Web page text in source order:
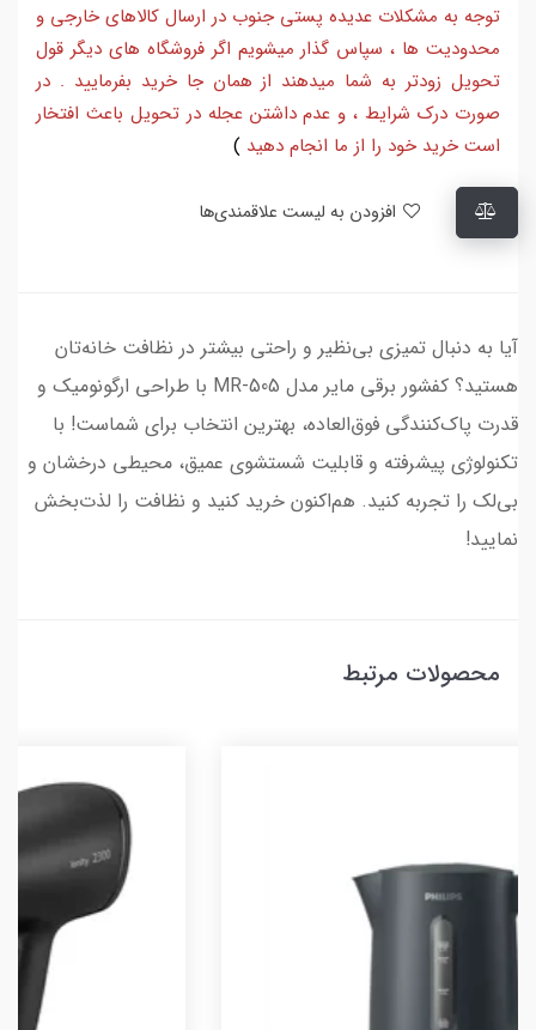
توجه به مشکلات عدیده پستی جنوب در ارسال کالاهای خارجی و
محدودیت ها ، سپاس گذار میشویم اگر فروشگاه های دیگر قول
تحویل زودتر به شما میدهند از همان جا خرید بفرمایید . در
صورت درک شرایط ، و عدم داشتن عجله در تحویل باعث افتخار
است خرید خود را از ما انجام دهید )
آیا به دنبال تمیزی بی‌نظیر و راحتی بیشتر در نظافت خانه‌تان
هستید؟ کفشور برقی مایر مدل MR-505 با طراحی ارگونومیک و
قدرت پاک‌کنندگی فوق‌العاده، بهترین انتخاب برای شماست! با
تکنولوژی پیشرفته و قابلیت شستشوی عمیق، محیطی درخشان و
بی‌لک را تجربه کنید. هم‌اکنون خرید کنید و نظافت را لذت‌بخش
نمایید!
محصولات مرتبط